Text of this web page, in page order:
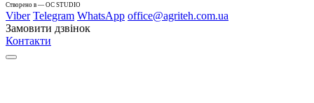
Cтворено в — OC STUDIO
Viber Telegram WhatsApp office@agriteh.com.ua
Замовити дзвінок
Контакти